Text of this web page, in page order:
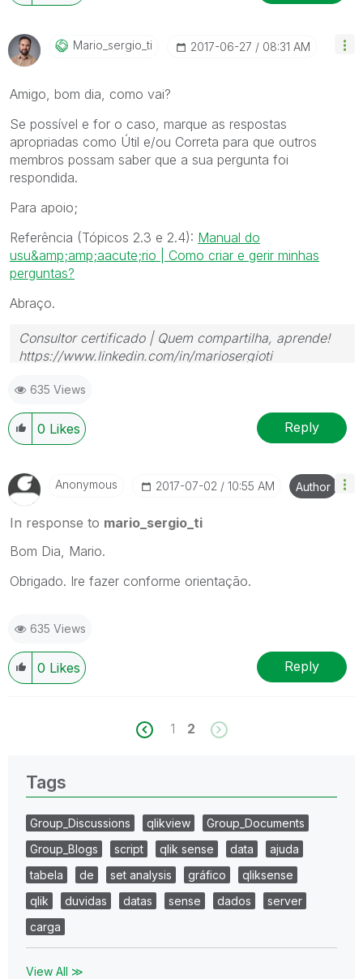
Mario_sergio_ti ‎2017-06-27 08:31 AM
Amigo, bom dia, como vai?
Se possível e for o caso, marque as respostas
apropriadas como Útil e/ou Correta para que outros
membros possam saber que a sua pergunta foi
respondida.
Para apoio;
Referência (Tópicos 2.3 e 2.4): Manual do
usu&amp;amp;aacute;rio | Como criar e gerir minhas
perguntas?
Abraço.
Consultor certificado | Quem compartilha, aprende!
https://www.linkedin.com/in/mariosergioti
635 Views
0 Likes Reply
Anonymous ‎2017-07-02 10:55 AM Author
In response to mario_sergio_ti
Bom Dia, Mario.
Obrigado. Ire fazer conforme orientação.
635 Views
0 Likes Reply
1 2
Tags
Group_Discussions qlikview
Group_Documents
Group_Blogs
script qlik sense data
ajuda
tabela
de set analysis gráfico
qliksense
qlik
duvidas datas sense dados
server
carga
View All ≫